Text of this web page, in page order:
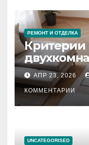
РЕМОНТ И ОТДЕЛКА
Критерии
АПР 23, 2026
КОММЕНТАРИИ
UNCATEGORISED